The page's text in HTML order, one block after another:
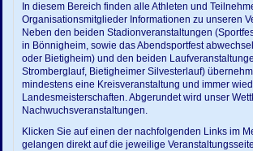
In diesem Bereich finden alle Athleten und
Organisationsmitglieder Informationen zu unseren
Neben den beiden Stadionveranstaltungen
in Bönnigheim, sowie das Abendsportfest
oder Bietigheim) und den beiden
Stromberglauf, Bietigheimer Silvesterlauf)
mindestens eine Kreisveranstaltung und immer
Landesmeisterschaften. Abgerundet wird unser
Nachwuchsveranstaltungen.
Klicken Sie auf einen der nachfolgenden Links im
gelangen direkt auf die jeweilige